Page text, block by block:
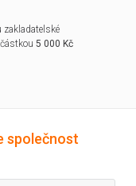
zakladatelské
částkou5 000 Kč
společnost